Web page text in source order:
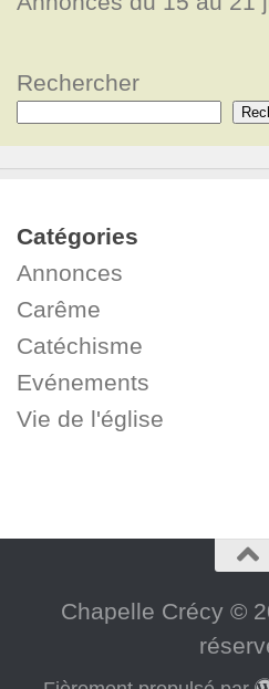
Rechercher
Catégories
Annonces
Carême
Catéchisme
Evénements
Vie de l'église
Chapelle Crécy ©